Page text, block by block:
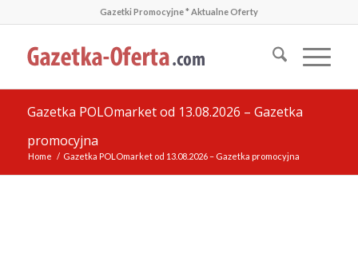
Gazetki Promocyjne * Aktualne Oferty
Gazetka POLOmarket od 13.08.2026 – Gazetka
promocyjna
Home / Gazetka POLOmarket od 13.08.2026 – Gazetka promocyjna